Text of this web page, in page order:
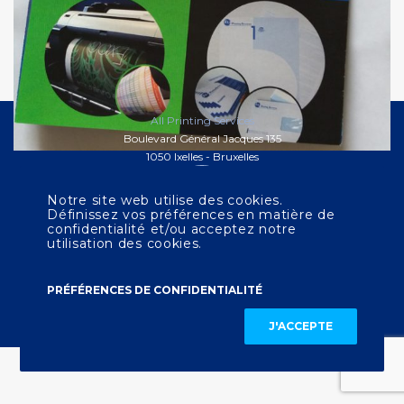
All Printing Services
Boulevard Général Jacques 135
1050 Ixelles - Bruxelles
LEGAL NOTICE CONTACT US
© 2023 ALL PRINTING SERVICES
Notre site web utilise des cookies.
Définissez vos préférences en matière de
confidentialité et/ou acceptez notre
utilisation des cookies.
PRÉFÉRENCES DE CONFIDENTIALITÉ
J'ACCEPTE